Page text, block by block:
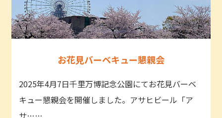
お花見バーベキュー懇親会
2025年4月7日千里万博記念公園にてお花見バーベ
キュー懇親会を開催しました。アサヒビール「ア
サ……